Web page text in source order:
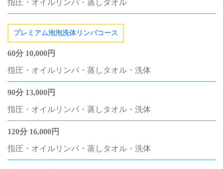
指圧・オイルリンパ・蒸しタオル
プレミアム泡泡洗体リンパコース
60分 10,000円
指圧・オイルリンパ・蒸しタオル・洗体
90分 13,000円
指圧・オイルリンパ・蒸しタオル・洗体
120分 16,000円
指圧・オイルリンパ・蒸しタオル・洗体